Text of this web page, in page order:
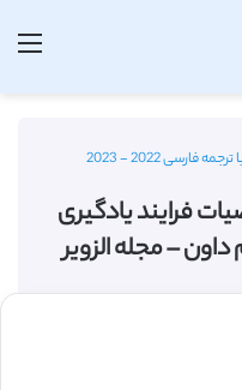
2022 - 2023
فرایند یادگیری
– مجله الزویر